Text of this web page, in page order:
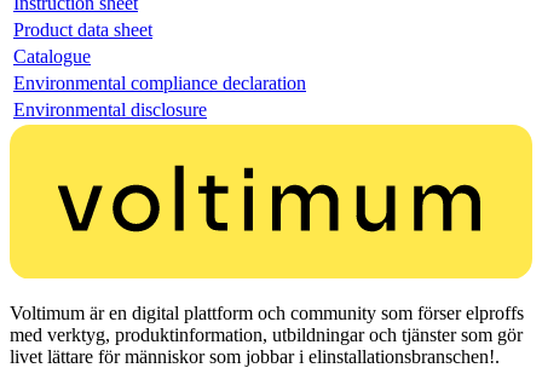
Product data sheet
Catalogue
Environmental compliance declaration
Environmental disclosure
Voltimum är en digital plattform och community som förser elproffs
med verktyg, produktinformation, utbildningar och tjänster som gör
livet lättare för människor som jobbar i elinstallationsbranschen!.